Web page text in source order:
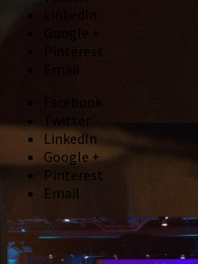
LinkedIn
Google +
Pinterest
Email
Facebook
Twitter
LinkedIn
Google +
Pinterest
Email